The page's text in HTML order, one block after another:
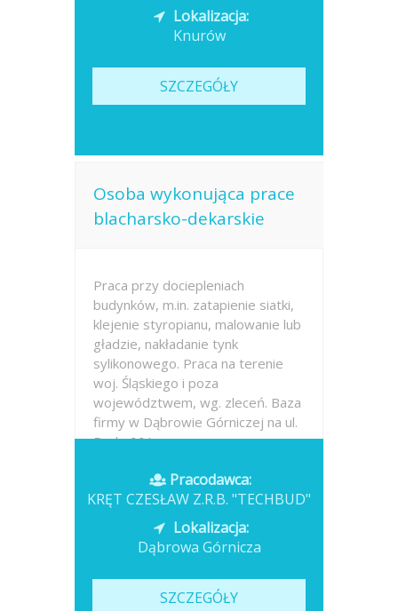
Lokalizacja:
Knurów
SZCZEGÓŁY
Osoba wykonująca prace
blacharsko-dekarskie
Praca przy dociepleniach
budynków, m.in. zatapienie siatki,
klejenie styropianu, malowanie lub
gładzie, nakładanie tynk
sylikonowego. Praca na terenie
woj. Śląskiego i poza
województwem, wg. zleceń. Baza
firmy w Dąbrowie Górniczej na ul.
Perla 66.I umowa na...
Opublikowano: wczoraj
Pracodawca:
KRĘT CZESŁAW Z.R.B. "TECHBUD"
Lokalizacja:
Dąbrowa Górnicza
SZCZEGÓŁY